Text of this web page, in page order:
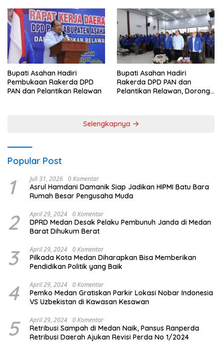
0208/Asahan
Bupati Asahan Hadiri
Pembukaan Rakerda DPD
PAN dan Pelantikan Relawan
Bupati Asahan Hadiri
Rakerda DPD PAN dan
Pelantikan Relawan, Dorong
Selengkapnya
Popular Post
1 Juli 31, 2026 0 Komentar
Asrul Hamdani Damanik Siap Jadikan HIPMI Batu Bara
Rumah Besar Pengusaha Muda
2 April 29, 2024 0 Komentar
DPRD Medan Desak Pelaku Pembunuh Janda di Medan
Barat Dihukum Berat
3 April 29, 2024 0 Komentar
Pilkada Kota Medan Diharapkan Bisa Memberikan
Pendidikan Politik yang Baik
4 April 29, 2024 0 Komentar
Pemko Medan Gratiskan Parkir Lokasi Nobar Indonesia
VS Uzbekistan di Kawasan Kesawan
5 April 29, 2024 0 Komentar
Retribusi Sampah di Medan Naik, Pansus Ranperda
Retribusi Daerah Ajukan Revisi Perda No 1/2024